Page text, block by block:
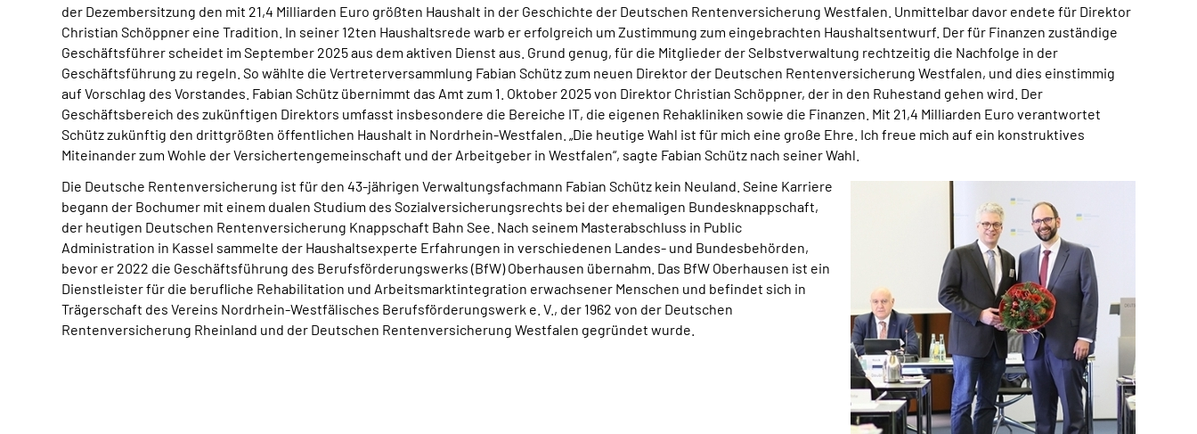
der Dezembersitzung den mit 21,4 Milliarden Euro größten Haushalt in der Geschichte der Deutschen Rentenversicherung Westfalen. Unmittelbar davor endete für Direktor
Christian Schöppner eine Tradition. In seiner 12ten Haushaltsrede warb er erfolgreich um Zustimmung zum eingebrachten Haushaltsentwurf. Der für Finanzen zuständige
Geschäftsführer scheidet im September 2025 aus dem aktiven Dienst aus. Grund genug, für die Mitglieder der Selbstverwaltung rechtzeitig die Nachfolge in der
Geschäftsführung zu regeln. So wählte die Vertreterversammlung Fabian Schütz zum neuen Direktor der Deutschen Rentenversicherung Westfalen, und dies einstimmig
auf Vorschlag des Vorstandes. Fabian Schütz übernimmt das Amt zum 1. Oktober 2025 von Direktor Christian Schöppner, der in den Ruhestand gehen wird. Der
Geschäftsbereich des zukünftigen Direktors umfasst insbesondere die Bereiche IT, die eigenen Rehakliniken sowie die Finanzen. Mit 21,4 Milliarden Euro verantwortet
Schütz zukünftig den drittgrößten öffentlichen Haushalt in Nordrhein-Westfalen. „Die heutige Wahl ist für mich eine große Ehre. Ich freue mich auf ein konstruktives
Miteinander zum Wohle der Versichertengemeinschaft und der Arbeitgeber in Westfalen“, sagte Fabian Schütz nach seiner Wahl.
Die Deutsche Rentenversicherung ist für den 43-jährigen Verwaltungsfachmann Fabian Schütz kein Neuland. Seine Karriere
begann der Bochumer mit einem dualen Studium des Sozialversicherungsrechts bei der ehemaligen Bundesknappschaft,
der heutigen Deutschen Rentenversicherung Knappschaft Bahn See. Nach seinem Masterabschluss in Public
Administration in Kassel sammelte der Haushaltsexperte Erfahrungen in verschiedenen Landes- und Bundesbehörden,
bevor er 2022 die Geschäftsführung des Berufsförderungswerks (BfW) Oberhausen übernahm. Das BfW Oberhausen ist ein
Dienstleister für die berufliche Rehabilitation und Arbeitsmarktintegration erwachsener Menschen und befindet sich in
Trägerschaft des Vereins Nordrhein-Westfälisches Berufsförderungswerk e. V., der 1962 von der Deutschen
Rentenversicherung Rheinland und der Deutschen Rentenversicherung Westfalen gegründet wurde.